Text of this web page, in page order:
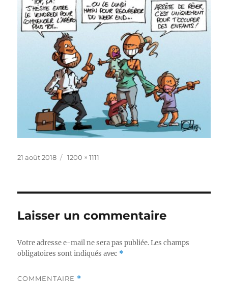
Publié
21 août 2018
Taille
1200 × 1111
Laisser un commentaire
Votre adresse e-mail ne sera pas publiée. Les champs
obligatoires sont indiqués avec *
COMMENTAIRE *